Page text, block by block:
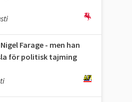
Farage - men han
för politisk tajming